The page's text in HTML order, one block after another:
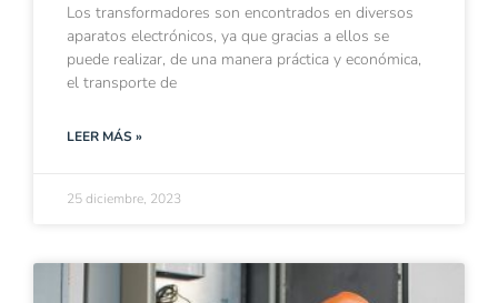
Los transformadores son encontrados en diversos
aparatos electrónicos, ya que gracias a ellos se
puede realizar, de una manera práctica y económica,
el transporte de
LEER MÁS »
25 diciembre, 2023